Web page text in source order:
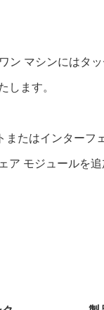
マシンにはタ
します。
たはインター
モジュールを追